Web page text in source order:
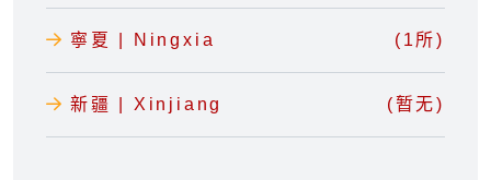
寧夏 | Ningxia (1所)
新疆 | Xinjiang (暂无)